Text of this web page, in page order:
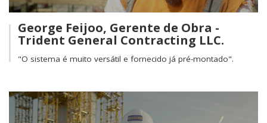
George Feijoo, Gerente de Obra -
Trident General Contracting LLC.
"O sistema é muito versátil e fornecido já pré-montado".